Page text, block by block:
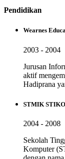
Pendidikan
Wearnes
2003 - 2004
Jurusan
aktif
Hadiprana
STMIK
2004 - 2008
Sekolah
Komputer